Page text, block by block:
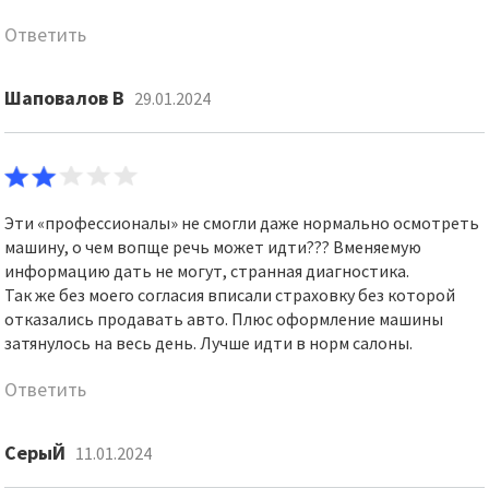
Ответить
Шаповалов В 29.01.2024
Эти «профессионалы» не смогли даже нормально осмотреть
машину, о чем вопще речь может идти??? Вменяемую
информацию дать не могут, странная диагностика.
Так же без моего согласия вписали страховку без которой
отказались продавать авто. Плюс оформление машины
затянулось на весь день. Лучше идти в норм салоны.
Ответить
СерыЙ 11.01.2024